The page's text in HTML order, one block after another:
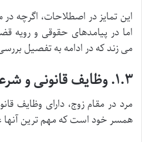
این تمایز در اصطلاحات، اگرچه
اما در پیامدهای حقوقی و رویه
می زند که در ادامه به تفصیل
۱.۳. وظایف قانونی و شرعی مرد در قبال زن
مرد در مقام زوج، دارای وظایف
همسر خود است که مهم ترین آنها